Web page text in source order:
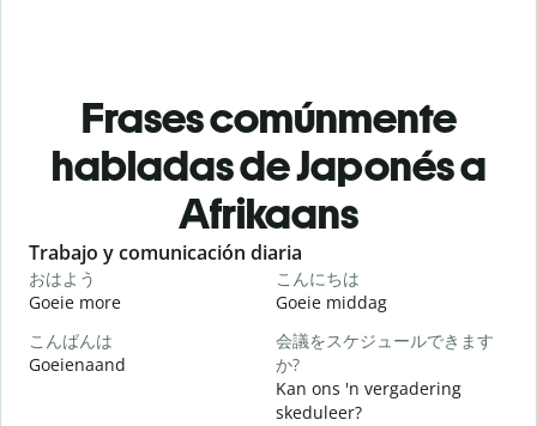
Frases comúnmente
habladas de Japonés a
Afrikaans
Slide 1 of 6
Trabajo y comunicación diaria
おはよう
Goeie more
こんにちは
Goeie middag
こんばんは
Goeienaand
会議をスケジュールできます
か?
Kan ons 'n vergadering
skeduleer?